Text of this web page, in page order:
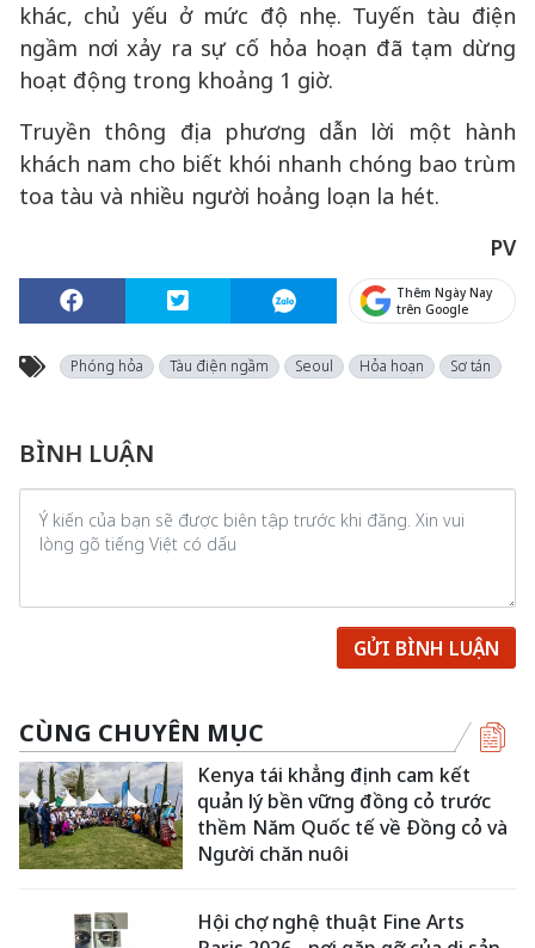
khác, chủ yếu ở mức độ nhẹ. Tuyến tàu điện
ngầm nơi xảy ra sự cố hỏa hoạn đã tạm dừng
hoạt động trong khoảng 1 giờ.
Truyền thông địa phương dẫn lời một hành
khách nam cho biết khói nhanh chóng bao trùm
toa tàu và nhiều người hoảng loạn la hét.
PV
Thêm Ngày Nay
trên Google
Phóng hỏa Tàu điện ngầm Seoul Hỏa hoạn Sơ tán
BÌNH LUẬN
GỬI BÌNH LUẬN
CÙNG CHUYÊN MỤC
Kenya tái khẳng định cam kết
quản lý bền vững đồng cỏ trước
thềm Năm Quốc tế về Đồng cỏ và
Người chăn nuôi
Hội chợ nghệ thuật Fine Arts